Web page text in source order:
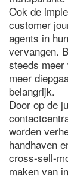
Ook de
customer
agents in
vervangen.
steeds
meer
belangrijk.
Door op de
worden
handhaven
cross-sell-
maken van